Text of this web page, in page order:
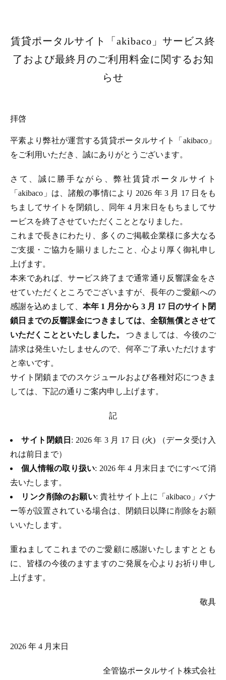
賃貸ポータルサイト「akibaco」サービス終
了および最終月のご利用料金に関するお知
らせ
拝啓
平素より弊社が運営する賃貸ポータルサイト「akibaco」
をご利用いただき、誠にありがとうございます。
さて、誠に勝手ながら、弊社賃貸ポータルサイト
「akibaco」は、諸般の事情により 2026 年 3 月 17 日をも
ちましてサイトを閉鎖し、同年 4 月末日をもちましてサ
ービスを終了させていただくこととなりました。
これまで長きにわたり、多くのご掲載企業様に多大なる
ご支援・ご協力を賜りましたこと、心より厚く御礼申し
上げます。
本来であれば、サービス終了まで通常通り反響課金をさ
せていただくところでございますが、長年のご愛顧への
感謝を込めまして、 本年 1 月分から 3 月 17 日のサイト閉
鎖日までの反響課金につきましては、全額無償とさせて
いただくことといたしました。つきましては、今後のご
請求は発生いたしませんので、何卒ご了承いただけます
と幸いです。
サイト閉鎖までのスケジュールおよび各種対応につきま
しては、下記の通りご案内申し上げます。
記
サイト閉鎖日 : 2026 年 3 月 17 日 (火) （データ受け入
れは前日まで）
個人情報の取り扱い: 2026 年 4 月末日までにすべて消
去いたします。
リンク削除のお願い: 貴社サイト上に「akibaco」バナ
ー等が設置されている場合は、閉鎖日以降に削除をお願
いいたします。
重ねましてこれまでのご愛顧に感謝いたしますととも
に、皆様の今後のますますのご発展を心よりお祈り申し
上げます。
敬具
2026 年 4 月末日
全管協ポータルサイト株式会社